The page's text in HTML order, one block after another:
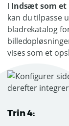
I Indsæt som et
kan du tilpasse
bladrekatalog
vises som et
Trin 4: